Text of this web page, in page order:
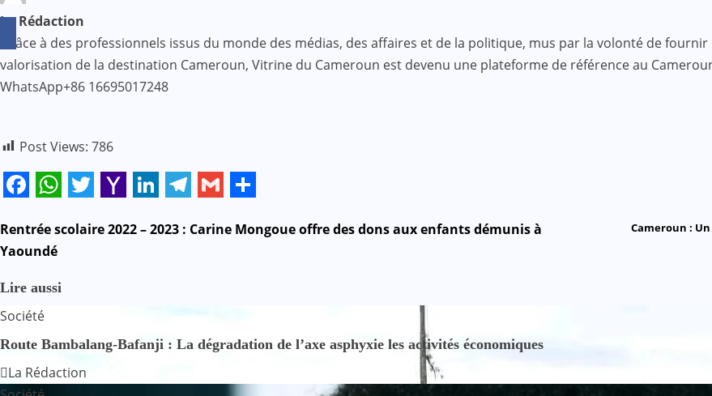
La Rédaction
Grâce à des professionnels issus du monde des médias, des affaires et de la politique, mus par la volonté de
valorisation de la destination Cameroun, Vitrine du Cameroun est devenu une plateforme de référence au
WhatsApp+86 16695017248
Post Views: 786
Mail
N
i
g
Rentrée scolaire 2022 – 2023 : Carine Mongoue offre des dons aux enfants démunis à
Yaoundé
Cameroun :
Lire aussi
Société
Route Bambalang-Bafanji : La dégradation de l’axe asphyxie les activités économiques
La Rédaction